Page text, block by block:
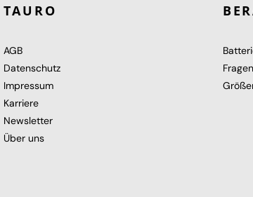
TAURO
AGB
Datenschutz
Impressum
Karriere
Newsletter
Über uns